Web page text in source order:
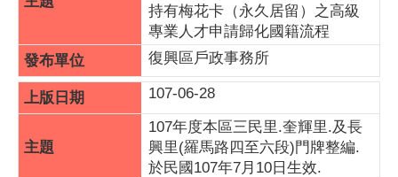
持有梅花卡（永久居留）之高級
專業人才申請歸化國籍流程
復興區戶政事務所
107-06-28
107年度本區三民里.奎輝里.及長
興里(羅馬路四至六段)門牌整編.
於民國107年7月10日生效.